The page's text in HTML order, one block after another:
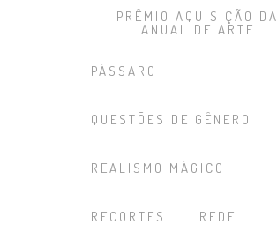
PRÊMIO AQUISIÇÃO DA
ANUAL DE ARTE
PÁSSARO
QUESTÕES DE GÊNERO
REALISMO MÁGICO
RECORTES REDE